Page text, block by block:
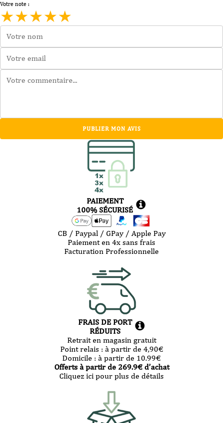
Votre note :
★★★★★
PUBLIER MON AVIS
PAIEMENT
100% SÉCURISÉ
CB / Paypal / GPay / Apple Pay
Paiement en 4x sans frais
Facturation Professionnelle
FRAIS DE PORT
RÉDUITS
Retrait en magasin gratuit
Point relais : à partir de 4,90€
Domicile : à partir de 10.99€
Offerts à partir de 269.9€ d’achat
Cliquez ici pour plus de détails